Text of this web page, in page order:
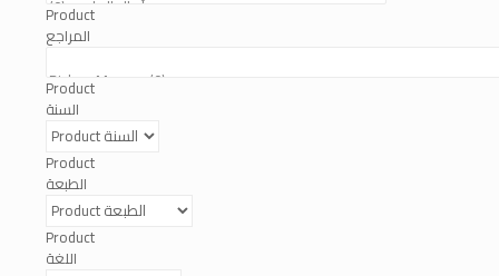
Product
المراجع
Product
السنة
Product
الطبعة
Product
اللغة